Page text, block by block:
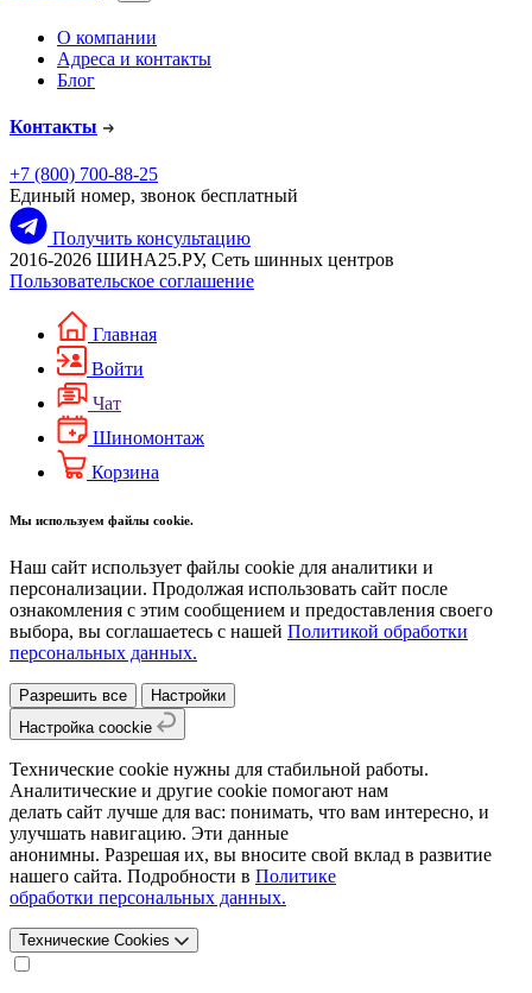
О компании
Адреса и контакты
Блог
Контакты
+7 (800) 700-88-25
Единый номер, звонок бесплатный
Получить консультацию
2016-2026 ШИНА25.РУ, Сеть шинных центров
Пользовательское соглашение
Главная
Войти
Чат
Шиномонтаж
Корзина
Мы используем файлы cookie.
Наш сайт использует файлы cookie для аналитики и
персонализации. Продолжая использовать сайт после
ознакомления с этим сообщением и предоставления своего
выбора, вы соглашаетесь с нашей Политикой обработки
персональных данных.
Разрешить все
Настройки
Настройка coockie
Технические cookie нужны для стабильной работы.
Аналитические и другие cookie помогают нам
делать сайт лучше для вас: понимать, что вам интересно, и
улучшать навигацию. Эти данные
анонимны. Разрешая их, вы вносите свой вклад в развитие
нашего сайта. Подробности в Политике
обработки персональных данных.
Технические Cookies